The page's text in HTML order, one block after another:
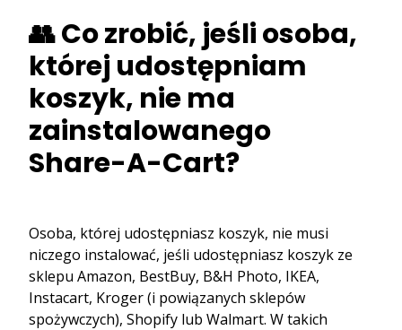
👥 Co zrobić, jeśli osoba,
której udostępniam
koszyk, nie ma
zainstalowanego
Share-A-Cart?
Osoba, której udostępniasz koszyk, nie musi
niczego instalować, jeśli udostępniasz koszyk ze
sklepu Amazon, BestBuy, B&H Photo, IKEA,
Instacart, Kroger (i powiązanych sklepów
spożywczych), Shopify lub Walmart. W takich